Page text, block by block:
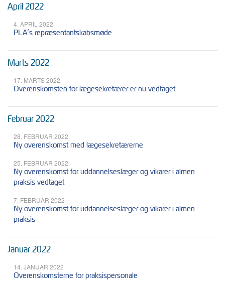
April 2022
4. APRIL 2022
PLA’s repræsentantskabsmøde
Marts 2022
17. MARTS 2022
Overenskomsten for lægesekretærer er nu vedtaget
Februar 2022
28. FEBRUAR 2022
Ny overenskomst med lægesekretærerne
25. FEBRUAR 2022
Ny overenskomst for uddannelseslæger og vikarer i almen
praksis vedtaget
7. FEBRUAR 2022
Ny overenskomst for uddannelseslæger og vikarer i almen
praksis
Januar 2022
14. JANUAR 2022
Overenskomsterne for praksispersonale